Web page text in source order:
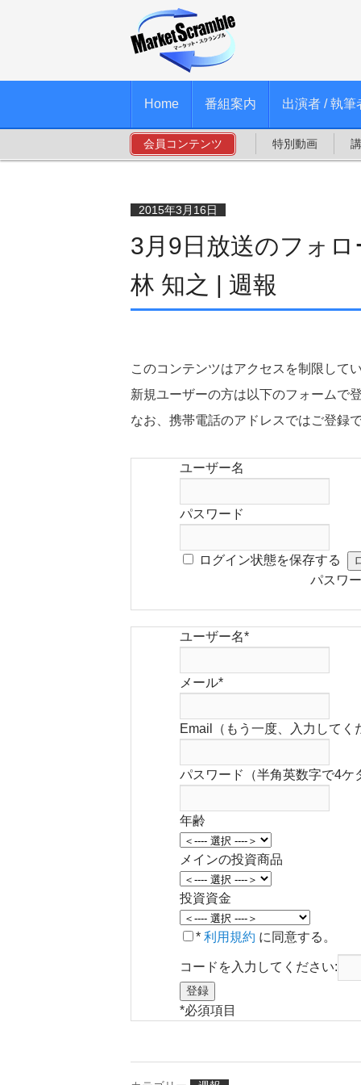
Home 番組案内 出演者 / 執筆
会員コンテンツ 特別動画
3月9日放送のフォロ
林 知之 | 週報
2015年3月16日
このコンテンツはアクセスを制限して
新規ユーザーの方は以下のフォームで
なお、携帯電話のアドレスではご登録で
ユーザー名
パスワード
ログイン状態を保存する
パスワ
ユーザー名*
メール*
Email（もう一度、入力してく
パスワード（半角英数字で4ケ
年齢
メインの投資商品
投資資金
* 利用規約 に同意する。
コードを入力してください:
*必須項目